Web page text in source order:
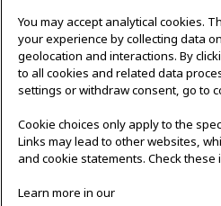
IKEAgatan 8
343 36 Älmhult, Sweden
0476 44 07 60
Follow us
a n
You may accept analytical cookies.
your experience by collecting data
geolocation and interactions. By
to all cookies and related data
settings or withdraw consent, go to
Cookie choices only apply to the
Links may lead to other websites,
and cookie statements. Check these
Learn more in our